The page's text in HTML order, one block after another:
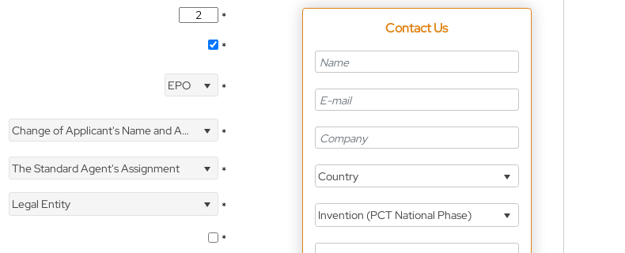
*
*
EPO *
Change of Applicant's Name and Address *
The Standard Agent's Assignment
*
Legal Entity
*
*
Contact Us
Country
Invention (PCT National Phase)